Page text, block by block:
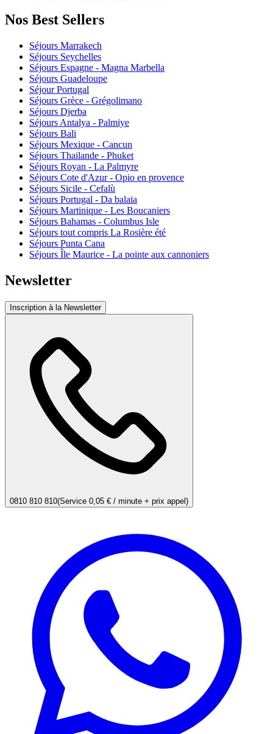
Nos Best Sellers
Séjours Marrakech
Séjours Seychelles
Séjours Espagne - Magna Marbella
Séjours Guadeloupe
Séjour Portugal
Séjours Grèce - Grégolimano
Séjours Djerba
Séjours Antalya - Palmiye
Séjours Bali
Séjours Mexique - Cancun
Séjours Thailande - Phuket
Séjours Royan - La Palmyre
Séjours Cote d'Azur - Opio en provence
Séjours Sicile - Cefalù
Séjours Portugal - Da balaia
Séjours Martinique - Les Boucaniers
Séjours Bahamas - Columbus Isle
Séjours tout compris La Rosière été
Séjours Punta Cana
Séjours Île Maurice - La pointe aux cannoniers
Newsletter
Inscription à la Newsletter
0810 810 810(Service 0,05 € / minute + prix appel)